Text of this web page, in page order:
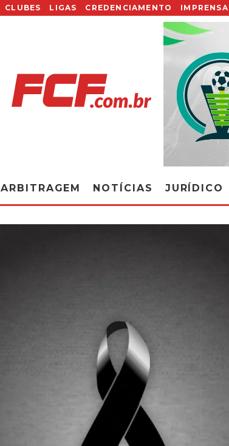
CLUBES LIGAS CREDENCIAMENTO IMPRENSA
ARBITRAGEM NOTÍCIAS JURÍDICO